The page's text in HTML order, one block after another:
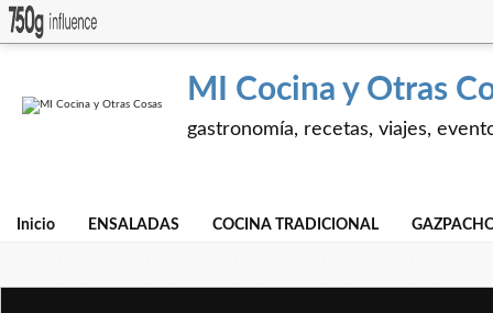
MI Cocina y Otras
gastronomía, recetas, viajes,
Inicio ENSALADAS COCINA TRADICIONAL